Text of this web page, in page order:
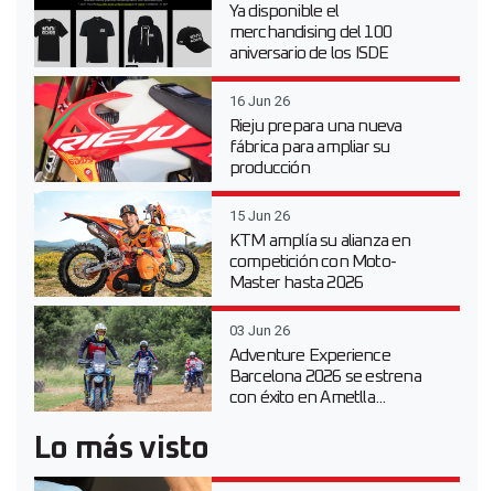
Ya disponible el
merchandising del 100
aniversario de los ISDE
16 Jun 26
Rieju prepara una nueva
fábrica para ampliar su
producción
15 Jun 26
KTM amplía su alianza en
competición con Moto-
Master hasta 2026
03 Jun 26
Adventure Experience
Barcelona 2026 se estrena
con éxito en Ametlla...
Lo más visto